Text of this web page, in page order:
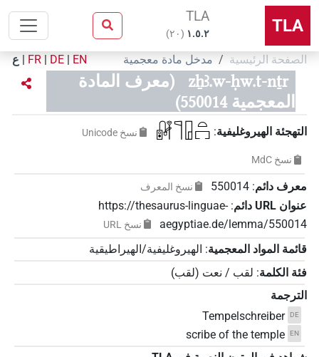
TLA
TLA
۱.٥.٢ (٢٠)
الصفحة الرئيسية مدخل مادة معجمية EN
|
DE
|
FR
| ع
zẖꜣ.w-ḥw.t-nṯr
(معرف المادة
المعجمية 550014)
التهجئة الهيروغليفية:
𓏞𓊹𓉗𓏏𓉐 نسخ‏ ‏Unicode
نسخ‏ ‏MdC
معرف دائم:
550014 نسخ المعرف
عنوان‏ ‏URL‏ دائم :
https://thesaurus-linguae-
aegyptiae.de/lemma/550014
نسخ‏ ‏URL
قائمة المواد المعجمية: الهيروغليفية/الهيراطيقية
فئة الكلمة: لقب / نعت (لقب)
الترجمة
DE
Tempelschreiber
EN
scribe of the temple